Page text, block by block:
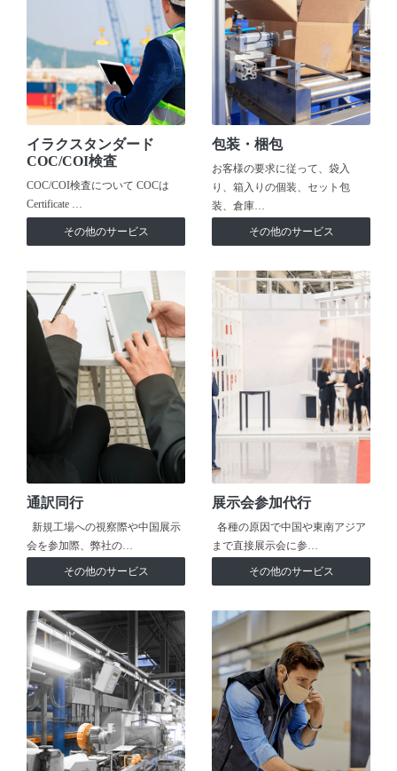
イラクスタンダード
COC/COI検査
COC/COI検査について COCは
Certificate …
その他のサービス
包装・梱包
お客様の要求に従って、袋入
り、箱入りの個装、セット包
装、倉庫…
その他のサービス
通訳同行
新規工場への視察際や中国展示
会を参加際、弊社の…
その他のサービス
展示会参加代行
各種の原因で中国や東南アジア
まで直接展示会に参…
その他のサービス